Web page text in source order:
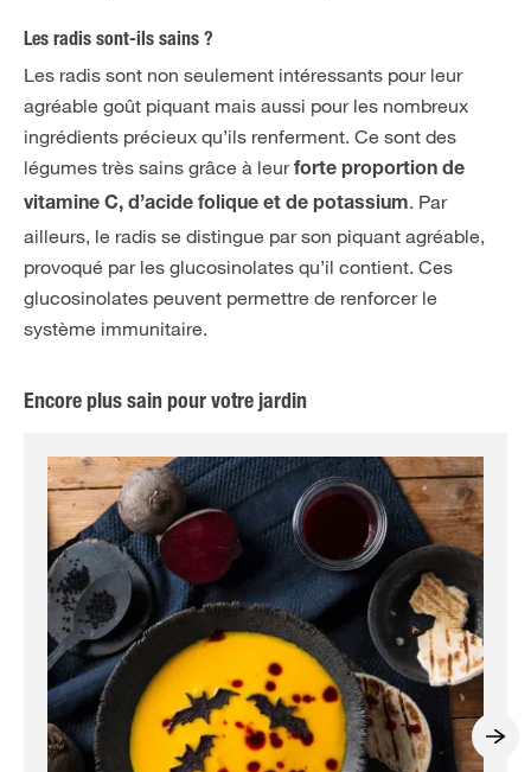
Les radis sont-ils sains ?
Les radis sont non seulement intéressants pour leur
agréable goût piquant mais aussi pour les nombreux
ingrédients précieux qu’ils renferment. Ce sont des
légumes très sains grâce à leurforte proportion de
vitamine C, d’acide folique et de potassium. Par
ailleurs, le radis se distingue par son piquant agréable,
provoqué par les glucosinolates qu’il contient. Ces
glucosinolates peuvent permettre de renforcer le
système immunitaire.
Encore plus sain pour votre jardin